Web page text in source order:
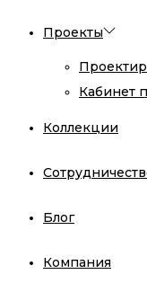
Проекты
Кабинет
Коллекции
Блог
Компания